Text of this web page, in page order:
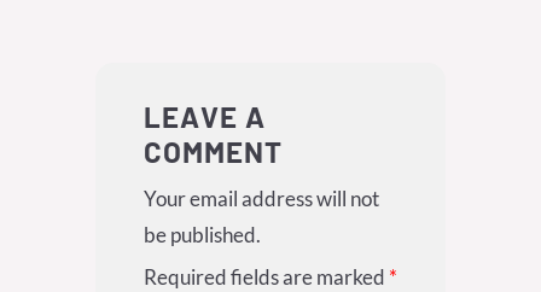
LEAVE A
COMMENT
Your email address will not
be published.
Required fields are marked *